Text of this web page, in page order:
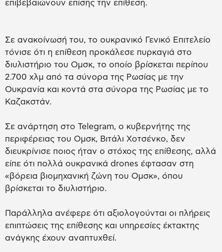
επιβεβαιώνουν επίσης την επίθεση.
Σε ανακοίνωσή του, το ουκρανικό Γενικό Επιτελείο
τόνισε ότι η επίθεση προκάλεσε πυρκαγιά στο
διυλιστήριο του Ομσκ, το οποίο βρίσκεται περίπου
2.700 χλμ από τα σύνορα της Ρωσίας με την
Ουκρανία και κοντά στα σύνορα της Ρωσίας με το
Καζακστάν.
Σε ανάρτηση στο Telegram, ο κυβερνήτης της
περιφέρειας του Ομσκ, Βιτάλι Χοτσένκο, δεν
διευκρίνισε ποιος ήταν ο στόχος της επίθεσης, αλλά
είπε ότι πολλά ουκρανικά drones έφτασαν στη
«βόρεια βιομηχανική ζώνη του Ομσκ», όπου
βρίσκεται το διυλιστήριο.
Παράλληλα ανέφερε ότι αξιολογούνται οι πλήρεις
επιπτώσεις της επίθεσης και υπηρεσίες έκτακτης
ανάγκης έχουν αναπτυχθεί.